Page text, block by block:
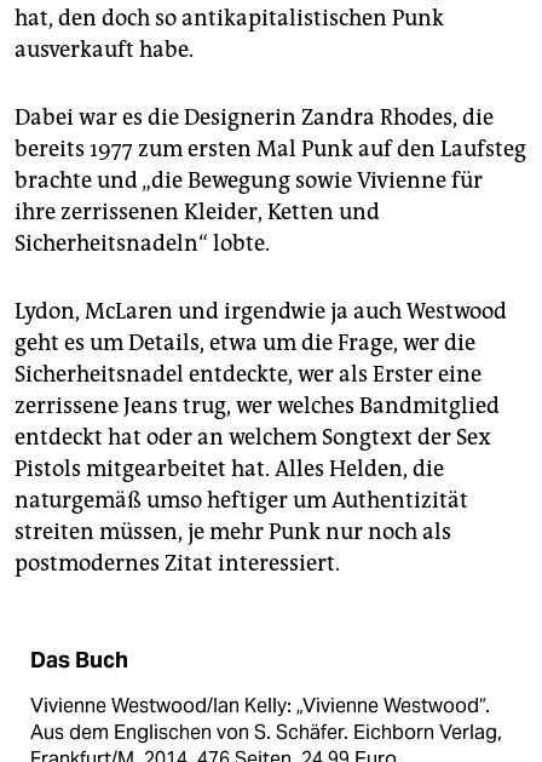
hat, den doch so antikapitalistischen Punk
ausverkauft habe.
Dabei war es die Designerin Zandra Rhodes, die
bereits 1977 zum ersten Mal Punk auf den Laufsteg
brachte und „die Bewegung sowie Vivienne für
ihre zerrissenen Kleider, Ketten und
Sicherheitsnadeln“ lobte.
Lydon, McLaren und irgendwie ja auch Westwood
geht es um Details, etwa um die Frage, wer die
Sicherheitsnadel entdeckte, wer als Erster eine
zerrissene Jeans trug, wer welches Bandmitglied
entdeckt hat oder an welchem Songtext der Sex
Pistols mitgearbeitet hat. Alles Helden, die
naturgemäß umso heftiger um Authentizität
streiten müssen, je mehr Punk nur noch als
postmodernes Zitat interessiert.
Das Buch
Vivienne Westwood/Ian Kelly: „Vivienne Westwood“.
Aus dem Englischen von S. Schäfer. Eichborn Verlag,